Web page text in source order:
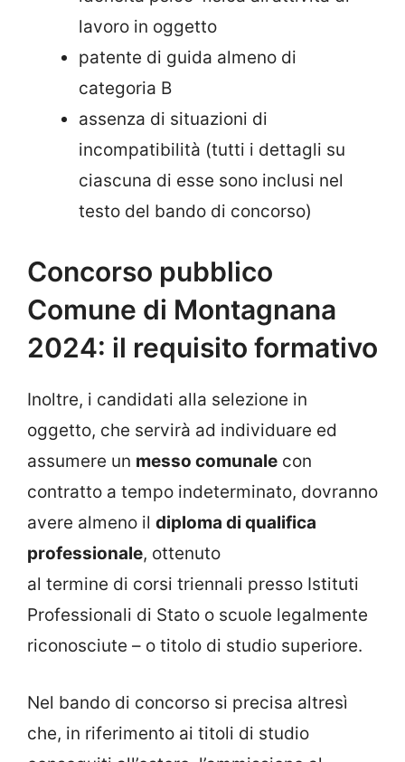
lavoro in oggetto
patente di guida almeno di
categoria B
assenza di situazioni di
incompatibilità (tutti i dettagli su
ciascuna di esse sono inclusi nel
testo del bando di concorso)
Concorso pubblico
Comune di Montagnana
2024: il requisito formativo
Inoltre, i candidati alla selezione in
oggetto, che servirà ad individuare ed
assumere un messo comunale con
contratto a tempo indeterminato, dovranno
avere almeno il diploma di qualifica
professionale, ottenuto
al termine di corsi triennali presso Istituti
Professionali di Stato o scuole legalmente
riconosciute – o titolo di studio superiore.
Nel bando di concorso si precisa altresì
che, in riferimento ai titoli di studio